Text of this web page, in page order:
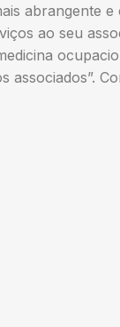
abrangente e
ao seu
associados”.